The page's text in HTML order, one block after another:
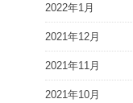
2022年1月
2021年12月
2021年11月
2021年10月